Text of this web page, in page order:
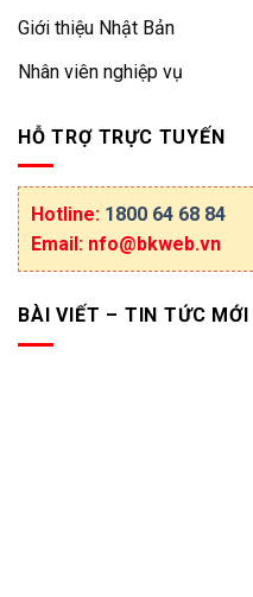
Giới thiệu Nhật Bản
Nhân viên nghiệp vụ
HỖ TRỢ TRỰC TUYẾN
Hotline: 1800 64 68 84
Email: nfo@bkweb.vn
BÀI VIẾT – TIN TỨC MỚI